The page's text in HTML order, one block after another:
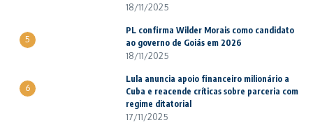
18/11/2025
5
PL confirma Wilder Morais como candidato
ao governo de Goiás em 2026
18/11/2025
6
Lula anuncia apoio financeiro milionário a
Cuba e reacende críticas sobre parceria com
regime ditatorial
17/11/2025